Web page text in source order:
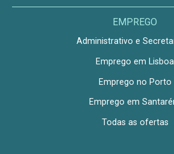
EMPREGO
Administrativo e
Emprego em Lisboa
Emprego no Porto
Emprego em
Todas as ofertas